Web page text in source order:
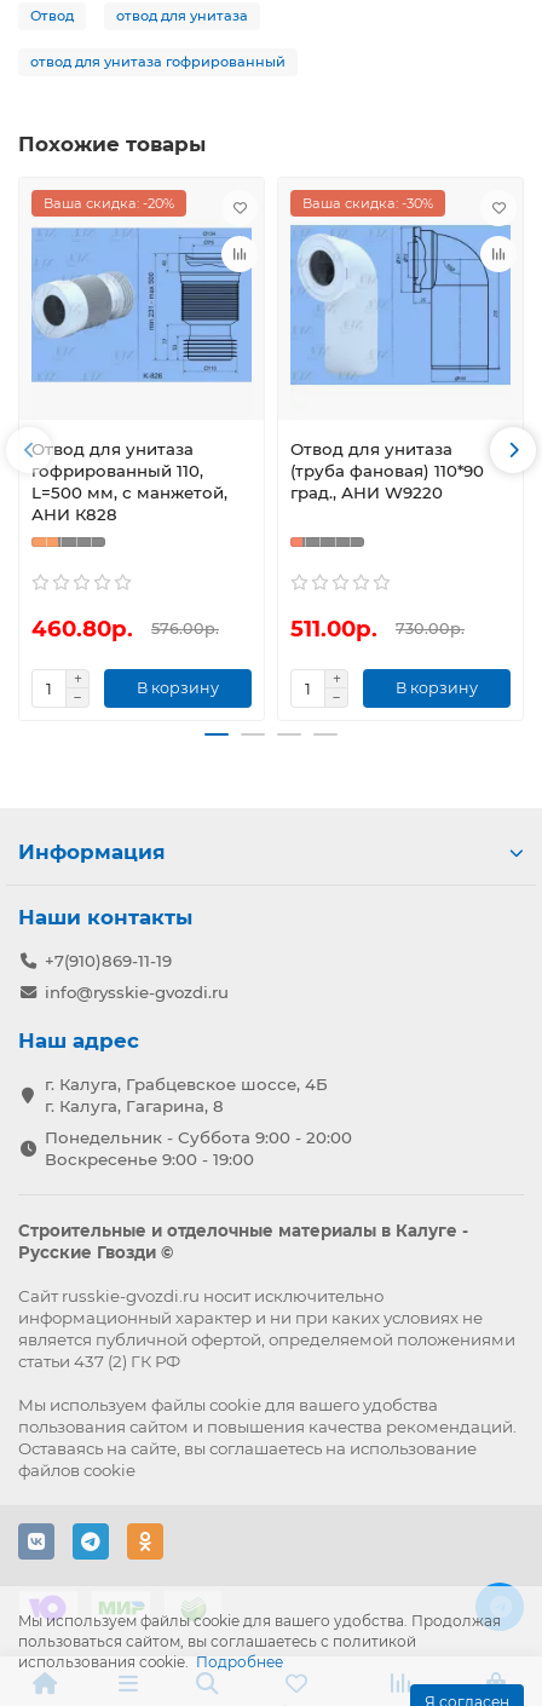
Отвод отвод для унитаза
отвод для унитаза гофрированный
Похожие товары
Ваша скидка: -20%
Отвод для унитаза
гофрированный 110,
L=500 мм, с манжетой,
АНИ К828
460.80р. 576.00р.
В корзину
Ваша скидка: -30%
Отвод для унитаза
(труба фановая) 110*90
град., АНИ W9220
511.00р. 730.00р.
В корзину
Мы используем файлы cookie для вашего удобства. Продолжая
пользоваться сайтом, вы соглашаетесь с политикой
использования cookie. Подробнее
Я согласен
Информация
Наши контакты
+7(910)869-11-19
info@rysskie-gvozdi.ru
Наш адрес
г. Калуга, Грабцевское шоссе, 4Б
г. Калуга, Гагарина, 8
Понедельник - Суббота 9:00 - 20:00
Воскресенье 9:00 - 19:00
Строительные и отделочные материалы в Калуге -
Русские Гвозди ©
Сайт russkie-gvozdi.ru носит исключительно
информационный характер и ни при каких условиях не
является публичной офертой, определяемой положениями
статьи 437 (2) ГК РФ
Мы используем файлы cookie для вашего удобства
пользования сайтом и повышения качества рекомендаций.
Оставаясь на сайте, вы соглашаетесь на использование
файлов cookie